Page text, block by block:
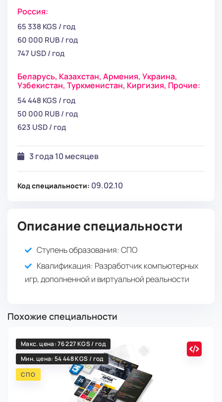
Россия:
65 338 KGS / год
60 000 RUB / год
747 USD / год
Беларусь, Казахстан, Армения, Украина,
Узбекистан, Туркменистан, Киргизия, Прочие:
54 448 KGS / год
50 000 RUB / год
623 USD / год
3 года 10 месяцев
Код специальности: 09.02.10
Описание специальности
Ступень образования: СПО
Квалификация: Разработчик компьютерных
игр, дополненной и виртуальной реальности
Похожие специальности
Макс. цена: 76 227 KGS / год
Мин. цена: 54 448 KGS / год
СПО